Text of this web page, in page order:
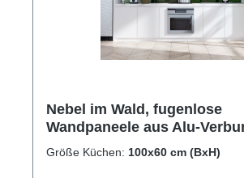
Nebel im Wald, fugenlose
Wandpaneele aus Alu-
Küchenrückwand
Größe Küchen: 100x60 cm (BxH)